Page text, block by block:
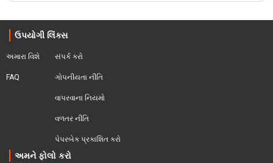
ઉપયોગી લિંક્સ
અમારા વિશે
FAQ
સંપર્ક કરો
ગોપનીયતા નીતિ
વાપરવાના નિયમો
વળતર નીતિ
પેપરબેક પ્રકાશિત કરો
અમને ફોલો કરો